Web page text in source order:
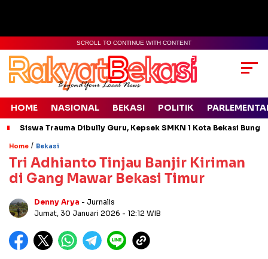
SCROLL TO CONTINUE WITH CONTENT
HOME NASIONAL BEKASI POLITIK
Siswa Trauma Dibully Guru, Kepsek SMKN 1 Kota Bekasi
Home / Bekasi
Tri Adhianto Tinjau Banjir Kiriman
di Gang Mawar Bekasi Timur
Denny Arya - Jurnalis
Jumat, 30 Januari 2026 - 12:12 WIB